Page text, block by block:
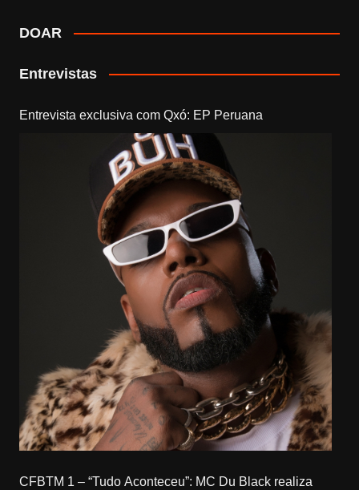
DOAR
Entrevistas
Entrevista exclusiva com Qxó: EP Peruana
CFBTM 1 – “Tudo Aconteceu”: MC Du Black realiza